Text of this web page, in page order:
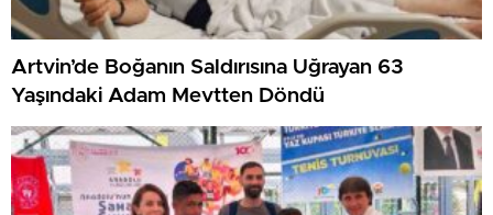
Artvin’de Boğanın Saldırısına Uğrayan 63
Yaşındaki Adam Mevtten Döndü